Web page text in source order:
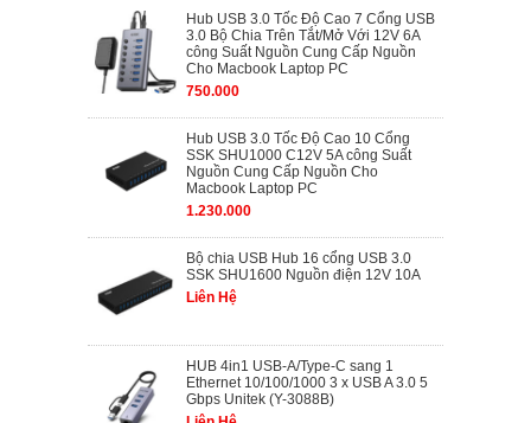
Hub USB 3.0 Tốc Độ Cao 7 Cổng USB
3.0 Bộ Chia Trên Tắt/Mở Với 12V 6A
công Suất Nguồn Cung Cấp Nguồn
Cho Macbook Laptop PC
750.000
Hub USB 3.0 Tốc Độ Cao 10 Cổng
SSK SHU1000 C12V 5A công Suất
Nguồn Cung Cấp Nguồn Cho
Macbook Laptop PC
1.230.000
Bộ chia USB Hub 16 cổng USB 3.0
SSK SHU1600 Nguồn điện 12V 10A
Liên Hệ
HUB 4in1 USB-A/Type-C sang 1
Ethernet 10/100/1000 3 x USB A 3.0 5
Gbps Unitek (Y-3088B)